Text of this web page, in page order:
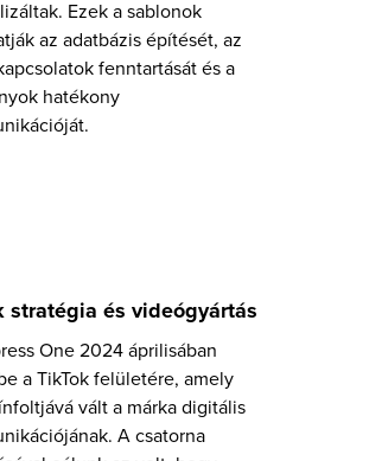
Ezek a sablonok
az adatbázis építését, az
fenntartását és a
hatékony
stratégia és videógyártás
One 2024 áprilisában
a TikTok felületére, amely
vált a márka digitális
A csatorna